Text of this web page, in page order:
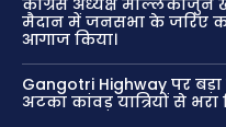
मैदान में जनसभा के जरिए
आगाज किया।
Gangotri Highway पर
अटका कांवड़ यात्रियों से